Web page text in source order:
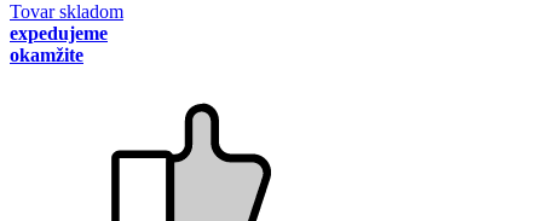
Tovar skladom
expedujeme
okamžite